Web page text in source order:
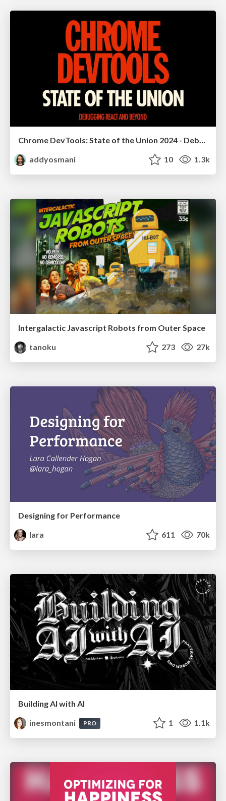
addyosmani
10 1.3k
Intergalactic Javascript Robots from Outer Space
tanoku
273 27k
Designing for Performance
lara
611 70k
Building AI with AI
inesmontani
PRO 1 1.1k